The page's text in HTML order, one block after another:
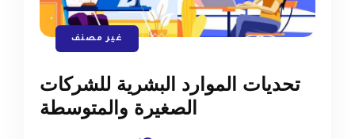
غير مصنف
تحديات الموارد البشرية للشركات
الصغيرة والمتوسطة